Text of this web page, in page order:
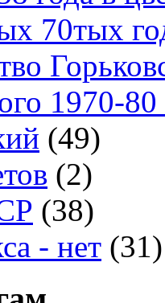
70тых
1970-80
(49)
(2)
(38)
- нет (31)